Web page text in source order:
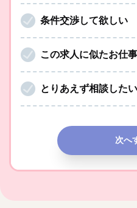
条件交渉して欲しい
この求人に似たお仕
とりあえず相談したい
次へ